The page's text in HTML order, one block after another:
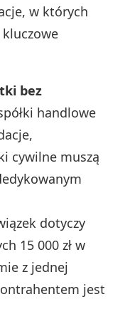
w których
bez
handlowe
cywilne muszą
dotyczy
15 000 zł w
z jednej
jest